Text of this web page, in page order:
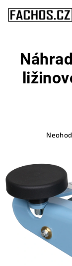
obsah
0,0
z
5
hvězdiček.